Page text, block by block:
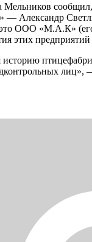
Мельников
— Александр
ООО «М.А.К» (его
этих
лиц»,